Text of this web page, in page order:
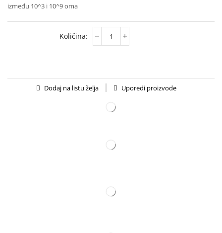
između 10^3 i 10^9 oma
Dodaj na listu želja Uporedi proizvode